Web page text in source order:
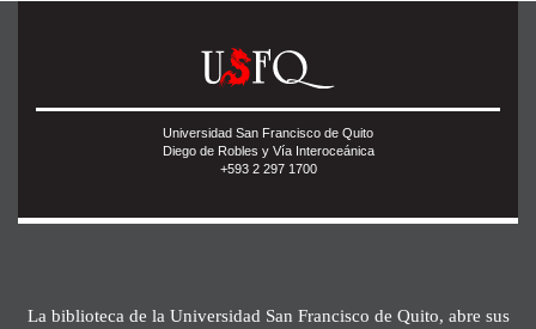
Universidad San Francisco de Quito
Diego de Robles y Vía Interoceánica
+593 2 297 1700
La biblioteca de la Universidad San Francisco de Quito, abre sus